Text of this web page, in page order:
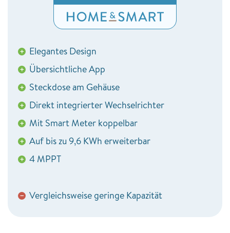
+ Elegantes Design
+ Übersichtliche App
+ Steckdose am Gehäuse
+ Direkt integrierter Wechselrichter
+ Mit Smart Meter koppelbar
+ Auf bis zu 9,6 KWh erweiterbar
+ 4 MPPT
− Vergleichsweise geringe Kapazität